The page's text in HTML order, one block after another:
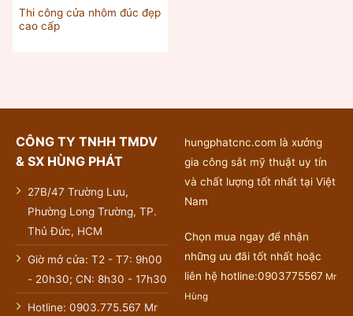
Thi công cửa nhôm đúc đẹp
cao cấp
CÔNG TY TNHH TMDV
& SX HÙNG PHÁT
27B/47 Trường Lưu,
Phường Long Trường, TP.
Thủ Đức, HCM
Giờ mở cửa: T2 - T7: 9h00
- 20h30; CN: 8h30 - 17h30
Hotline: 0903.775.567 Mr
hungphatcnc.com là xưởng
gia công sắt mỹ thuật uy tín
và chất lượng tốt nhất tại Việt
Nam
Chọn mua ngay để nhận
những ưu đãi tốt nhất hoặc
liên hệ hotline:0903775567 Mr
Hùng